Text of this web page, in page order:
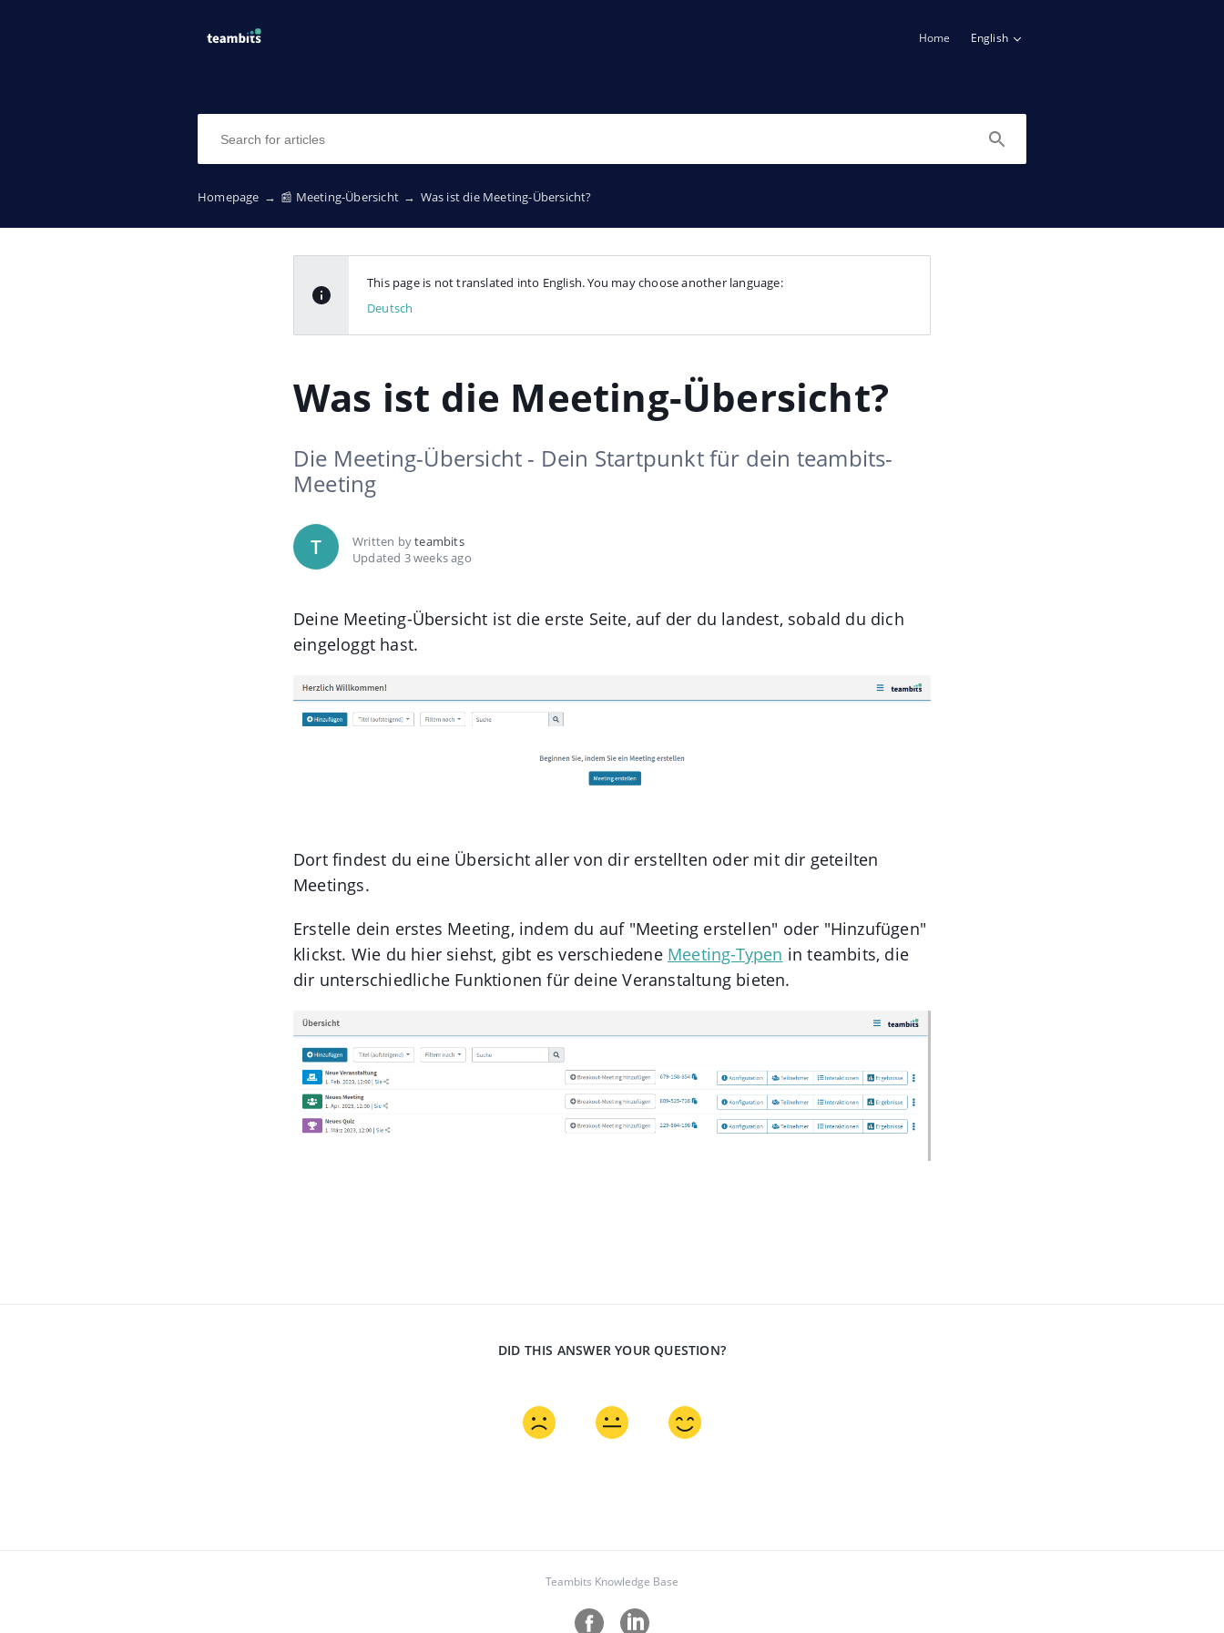
Home English
Homepage → 📰 Meeting-Übersicht → Was ist die Meeting-Übersicht?
This page is not translated into English. You may choose another language:
Deutsch
Was ist die Meeting-Übersicht?
Die Meeting-Übersicht - Dein Startpunkt für dein teambits-
Meeting
T Written byteambits
Updated 3 weeks ago
Deine Meeting-Übersicht ist die erste Seite, auf der du landest, sobald du dich
eingeloggt hast.
Dort findest du eine Übersicht aller von dir erstellten oder mit dir geteilten
Meetings.
Erstelle dein erstes Meeting, indem du auf "Meeting erstellen" oder "Hinzufügen"
klickst. Wie du hier siehst, gibt es verschiedene Meeting-Typen in teambits, die
dir unterschiedliche Funktionen für deine Veranstaltung bieten.
DID THIS ANSWER YOUR QUESTION?
Teambits Knowledge Base